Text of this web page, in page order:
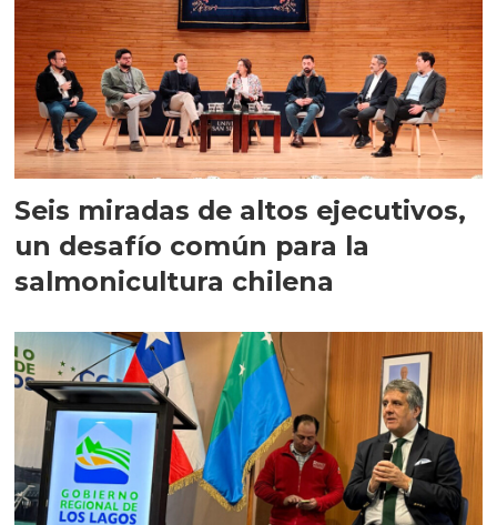
Seis miradas de altos ejecutivos,
un desafío común para la
salmonicultura chilena